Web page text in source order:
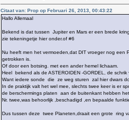
Citaat van: Prop op Februari 26, 2013, 00:43:22
Hallo Allemaal
Bekend is dat tussen Jupiter en Mars er een brede
zie tekeningetje hier onder.of #6
Nu heeft men het vermoeden,dat DIT vroeger nog een
getrokken is.
Of door een botsing. met een ander hemel lichaam.
Heel bekend als de ASTEROIDEN -GORDEL, de schrik
Want iedere sonde die ze weg sturen zal hier dwars
In de praktijk valt het wel mee, slechts twee keer is er
de berschermings platen aan de buitenkant hebben
Nr. twee,was behoorlijk ,beschadigd ,en bepaalde
Dus tussen deze twee Planeten,draait een grote ring